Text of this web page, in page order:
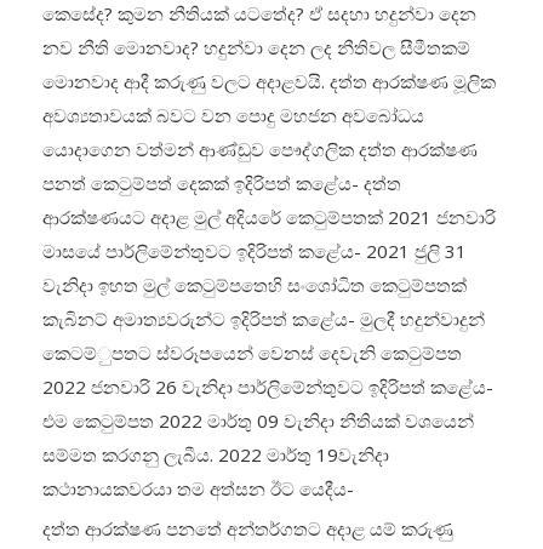
කෙසේද? කුමන නීතියක් යටතේද? ඒ සදහා හදුන්වා දෙන
නව නීති මොනවාද? හදුන්වා දෙන ලද නීතිවල සීමීතකම්
මොනවාද ආදී කරුණු වලට අදාළවයි. දත්ත ආරක්ෂණ මූලික
අවශ්‍යතාවයක් බවට වන පොදු මහජන අවබෝධය
යොදාගෙන වත්මන් ආණ්ඩුව පෞද්ගලික දත්ත ආරක්ෂණ
පනත් කෙටුම්පත් දෙකක් ඉදිරිපත් කළේය- දත්ත
ආරක්ෂණයට අදාළ මුල් අදියරේ කෙටුම්පතක් 2021 ජනවාරි
මාසයේ පාර්ලිමේන්තුවට ඉදිරිපත් කළේය- 2021 ජුලි 31
වැනිදා ඉහත මුල් කෙටුම්පතෙහි සංශෝධිත කෙටුම්පතක්
කැබිනට් අමාත්‍යවරුන්ට ඉදිරිපත් කළේය- මුලදී හදුන්වාදුන්
කෙටම්ුපතට ස්වරූපයෙන් වෙනස් දෙවැනි කෙටුම්පත
2022 ජනවාරි 26 වැනිදා පාර්ලිමේන්තුවට ඉදිරිපත් කළේය-
එම කෙටුම්පත 2022 මාර්තු 09 වැනිදා නීතියක් වශයෙන්
සම්මත කරගනු ලැබීය. 2022 මාර්තු 19වැනිදා
කථානායකවරයා තම අත්සන ඊට යෙදීය-
දත්ත ආරක්ෂණ පනතේ අන්තර්ගතට අදාළ යම් කරුණු